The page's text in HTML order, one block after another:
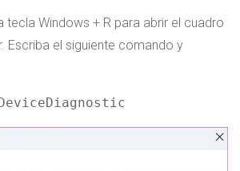
tecla Windows + R para abrir el cuadro
Escriba el siguiente comando y